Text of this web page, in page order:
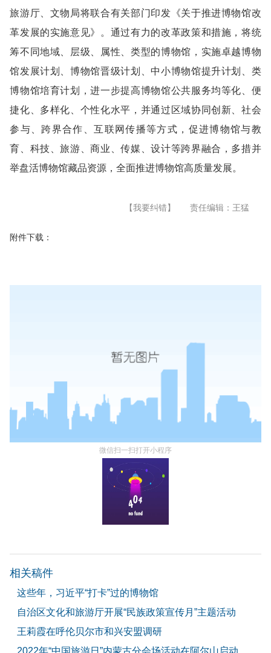
旅游厅、文物局将联合有关部门印发《关于推进博物馆改
革发展的实施意见》。通过有力的改革政策和措施，将统
筹不同地域、层级、属性、类型的博物馆，实施卓越博物
馆发展计划、博物馆晋级计划、中小博物馆提升计划、类
博物馆培育计划，进一步提高博物馆公共服务均等化、便
捷化、多样化、个性化水平，并通过区域协同创新、社会
参与、跨界合作、互联网传播等方式，促进博物馆与教
育、科技、旅游、商业、传媒、设计等跨界融合，多措并
举盘活博物馆藏品资源，全面推进博物馆高质量发展。
【我要纠错】 责任编辑：王猛
附件下载：
微信扫一扫打开小程序
相关稿件
这些年，习近平“打卡”过的博物馆
自治区文化和旅游厅开展“民族政策宣传月”主题活动
王莉霞在呼伦贝尔市和兴安盟调研
2022年“中国旅游日”内蒙古分会场活动在阿尔山启动